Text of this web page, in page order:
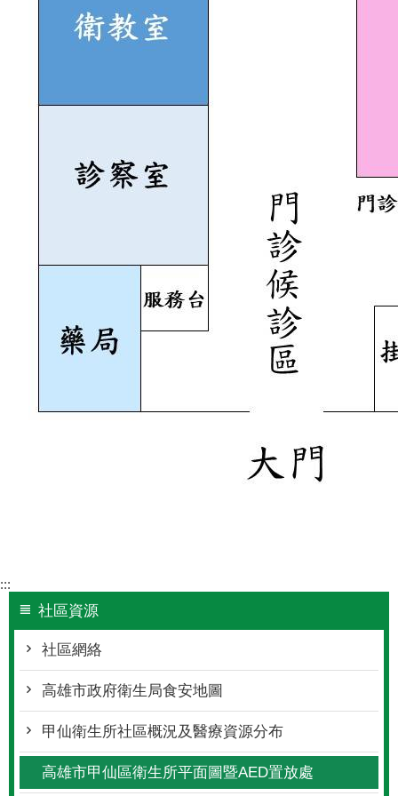
:::
社區資源
社區網絡
高雄市政府衛生局食安地圖
甲仙衛生所社區概況及醫療資源分布
高雄市甲仙區衛生所平面圖暨AED置放處